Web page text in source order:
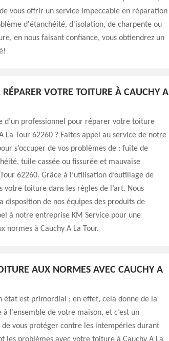
vous offrir un service impeccable en réparation
d'étanchéité, d'isolation, de charpente ou
en nous faisant confiance, vous obtiendrez un
VOTRE TOITURE À CAUCHY A
d’un professionnel pour réparer votre toiture
La Tour 62260 ? Faites appel au service de notre
s’occuper de vos problèmes de : fuite de
tuile cassée ou fissurée et mauvaise
62260. Grâce à l’utilisation d’outillage de
votre toiture dans les règles de l’art. Nous
disposition de nos équipes des produits de
à notre entreprise KM Service pour une
normes à Cauchy A La Tour.
AUX NORMES AVEC CAUCHY A
état est primordial ; en effet, cela donne de la
l’ensemble de votre maison, et c’est un
vous protéger contre les intempéries durant